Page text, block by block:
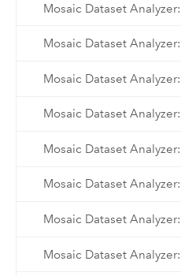
Mosaic Dataset
Mosaic Dataset
Mosaic Dataset
Mosaic Dataset
Mosaic Dataset
Mosaic Dataset
Mosaic Dataset
Mosaic Dataset